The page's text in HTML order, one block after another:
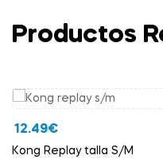
Productos
12.49€
Kong Replay talla S/M